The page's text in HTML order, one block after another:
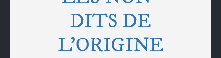
DITS DE
L’ORIGINE